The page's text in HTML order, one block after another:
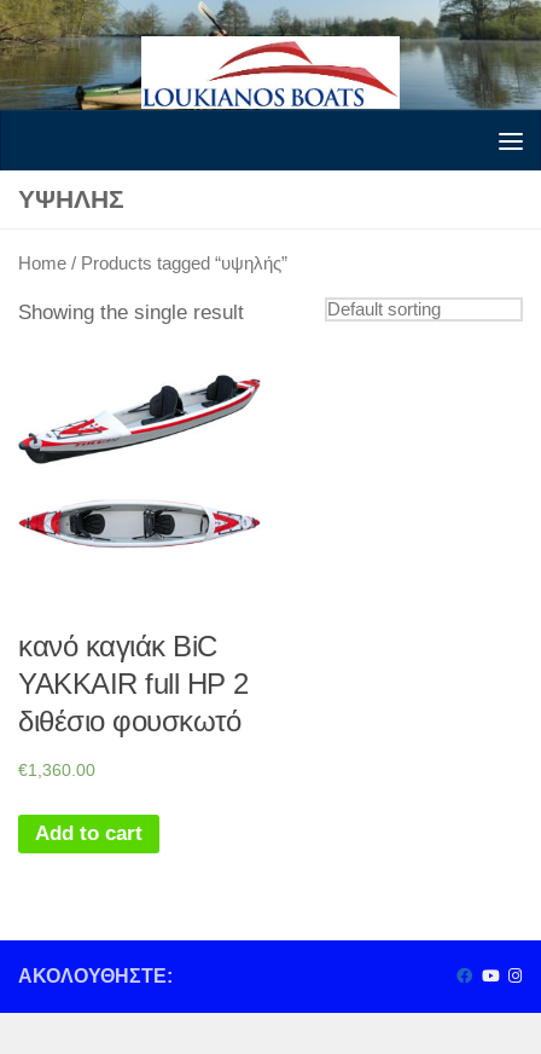
Skip to content
ΥΨΗΛΉΣ
Home / Products tagged “υψηλής”
Showing the single result
κανό καγιάκ BiC
YAKKAIR full HP 2
διθέσιο φουσκωτό
€1,360.00
Add to cart
ΑΚΟΛΟΥΘΉΣΤΕ: